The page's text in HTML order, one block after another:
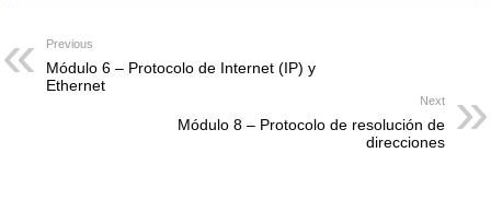
Previous
Módulo 6 – Protocolo de Internet (IP) y
Ethernet
Next
Módulo 8 – Protocolo de resolución de
direcciones